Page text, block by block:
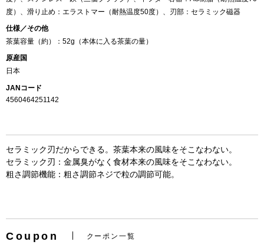
度）、滑り止め：エラストマー（耐熱温度50度）、刃部：セラミック磁器
仕様／その他
茶葉容量（約）：52g（本体に入る茶葉の量）
原産国
日本
JANコード
4560464251142
セラミック刃だからできる。茶葉本来の風味をそこなわない。
セラミック刃：金属臭がなく食材本来の風味をそこなわない。
粗さ調節機能：粗さ調節ネジで粒の調節可能。
Coupon クーポン一覧